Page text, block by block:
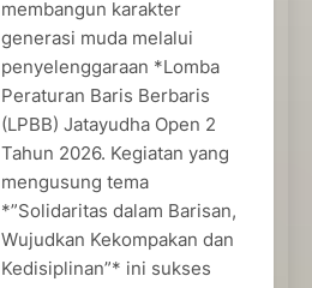
membangun karakter
generasi muda melalui
penyelenggaraan *Lomba
Peraturan Baris Berbaris
(LPBB) Jatayudha Open 2
Tahun 2026. Kegiatan yang
mengusung tema
*”Solidaritas dalam Barisan,
Wujudkan Kekompakan dan
Kedisiplinan”* ini sukses